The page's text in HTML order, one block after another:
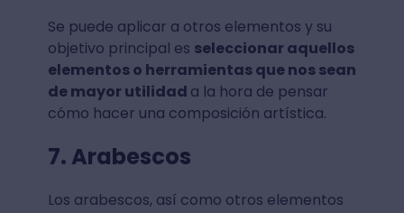
Se puede aplicar a otros elementos y su
objetivo principal es seleccionar aquellos
elementos o herramientas que nos sean
de mayor utilidad a la hora de pensar
cómo hacer una composición artística.
7. Arabescos
Los arabescos, así como otros elementos